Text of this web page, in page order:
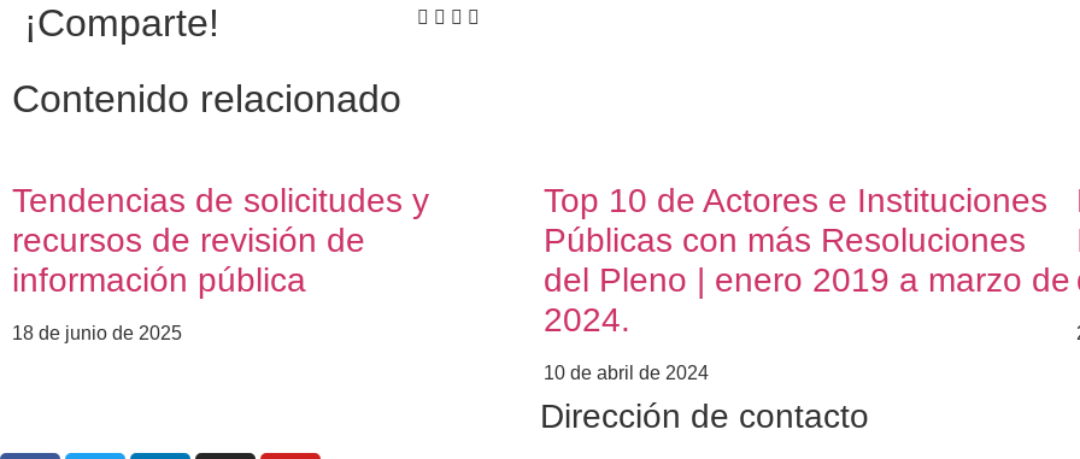
¡Comparte!
Contenido relacionado
Tendencias de solicitudes y
recursos de revisión de
información pública
18 de junio de 2025
Top 10 de Actores e Instituciones
Públicas con más Resoluciones
del Pleno | enero 2019 a marzo de
2024.
10 de abril de 2024
Dirección de contacto